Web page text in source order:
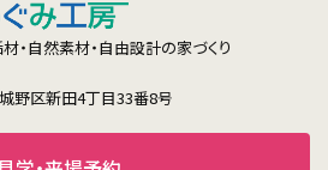
・自然素材・自由設計の家づくり
野区新田4丁目33番8号